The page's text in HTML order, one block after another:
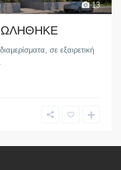
13
ΠΩΛΗΘΗΚΕ
σε εξαιρετική